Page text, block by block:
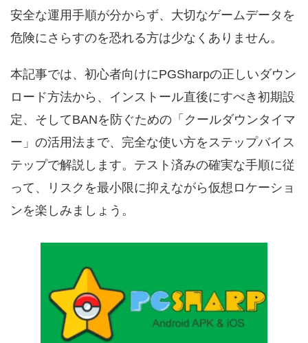
安全な運用手順が分からず、大切なゲームデータを
危険にさらすのを恐れる方は少なくありません。
本記事では、初心者向けにPGSharpの正しいダウン
ロード方法から、インストール直後にすべき初期設
定、そしてBANを防ぐための「クールダウンタイマ
ー」の活用法まで、完全な使い方をステップバイス
テップで解説します。テスト済みの確実な手順に従
って、リスクを最小限に抑えながら仮想ロケーショ
ンを楽しみましょう。